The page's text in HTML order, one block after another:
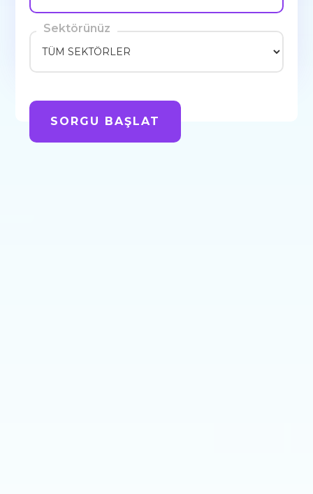
Sektörünüz
SORGU BAŞLAT